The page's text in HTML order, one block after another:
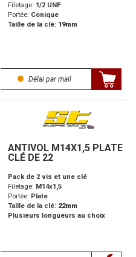
Filetage: 1/2 UNF
Portée: Conique
Taille de la clé: 19mm
Délai par mail
ANTIVOL M14X1,5 PLATE
CLÉ DE 22
Pack de 2 vis et une clé
Filetage: M14x1,5
Portée: Plate
Taille de la clé: 22mm
Plusieurs longueurs au choix